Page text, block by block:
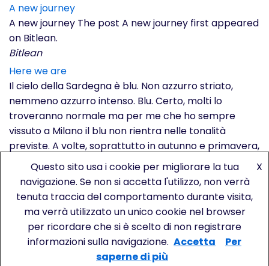
A new journey
A new journey The post A new journey first appeared
on Bitlean.
Bitlean
Here we are
Il cielo della Sardegna è blu. Non azzurro striato,
nemmeno azzurro intenso. Blu. Certo, molti lo
troveranno normale ma per me che ho sempre
vissuto a Milano il blu non rientra nelle tonalità
previste. A volte, soprattutto in autunno e primavera,
anche in città ci sono giornate di cielo terso, tanto da
vedere le montagne.… Read […]
Bitlean
© Copyright 2019 Bitlean srl - Piazza San
Sepolcro, 1 -20123 Milano - P.IVA 11025330967 -
Privacy -Cookie
Questo sito usa i cookie per migliorare la tua
navigazione. Se non si accetta l'utilizzo, non verrà
tenuta traccia del comportamento durante visita,
ma verrà utilizzato un unico cookie nel browser
per ricordare che si è scelto di non registrare
informazioni sulla navigazione.
X
Accetta
Per
saperne di più